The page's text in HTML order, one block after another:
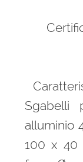
Sgabelli
alluminio
100 x 40